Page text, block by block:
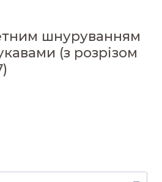
шнуруванням
(з розрізом